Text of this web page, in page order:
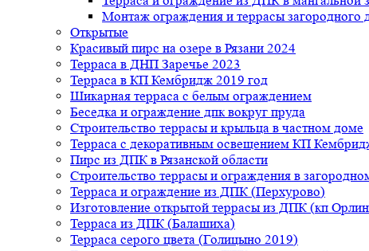
Монтаж ограждения и террасы загородного
Открытые
Красивый пирс на озере в Рязани 2024
Терраса в ДНП Заречье 2023
Терраса в КП Кембридж 2019 год
Шикарная терраса с белым ограждением
Беседка и ограждение дпк вокруг пруда
Строительство террасы и крыльца в частном доме
Терраса с декоративным освещением КП
Пирс из ДПК в Рязанской области
Строительство террасы и ограждения в
Терраса и ограждение из ДПК (Перхурово)
Изготовление открытой террасы из ДПК (кп
Терраса из ДПК (Балашиха)
Терраса серого цвета (Голицыно 2019)